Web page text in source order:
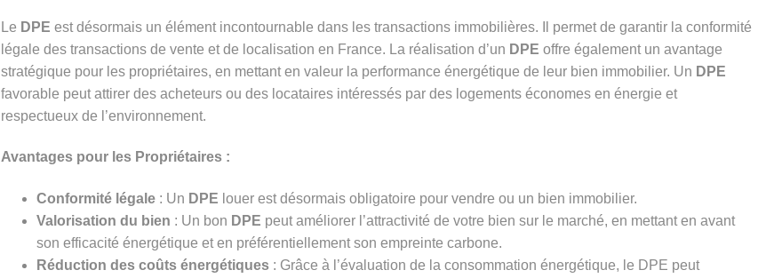
Le DPE est désormais un élément incontournable dans les transactions immobilières. Il permet de garantir la conformité
légale des transactions de vente et de localisation en France. La réalisation d’un DPE offre également un avantage
stratégique pour les propriétaires, en mettant en valeur la performance énergétique de leur bien immobilier. Un DPE
favorable peut attirer des acheteurs ou des locataires intéressés par des logements économes en énergie et
respectueux de l’environnement.
Avantages pour les Propriétaires :
Conformité légale : Un DPE louer est désormais obligatoire pour vendre ou un bien immobilier.
Valorisation du bien : Un bon DPE peut améliorer l’attractivité de votre bien sur le marché, en mettant en avant
son efficacité énergétique et en préférentiellement son empreinte carbone.
Réduction des coûts énergétiques : Grâce à l’évaluation de la consommation énergétique, le DPE peut